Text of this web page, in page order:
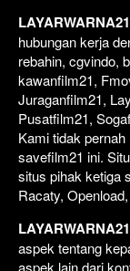
LAYARWARNA21
hubungan kerja
rebahin, cgvindo,
kawanfilm21,
Juraganfilm21,
Pusatfilm21,
Kami tidak
savefilm21 ini.
situs pihak ketiga
Racaty,
LAYARWARNA21
aspek tentang